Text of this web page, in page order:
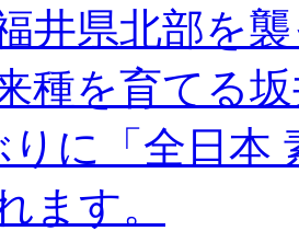
井県北部を
種を育てる
りに「全日本
ます。